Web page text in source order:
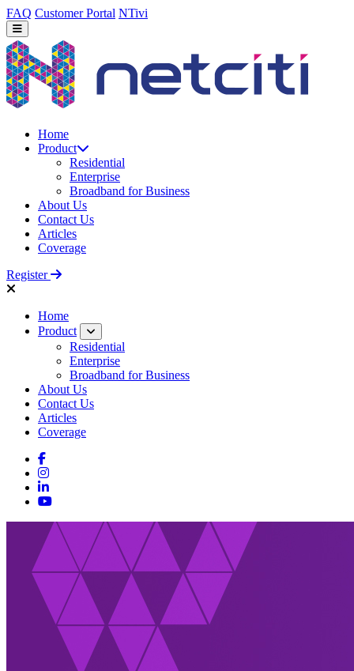
FAQ Customer Portal NTivi
Home
Product
Residential
Enterprise
Broadband for Business
About Us
Contact Us
Articles
Coverage
Register
Home
Product
Residential
Enterprise
Broadband for Business
About Us
Contact Us
Articles
Coverage